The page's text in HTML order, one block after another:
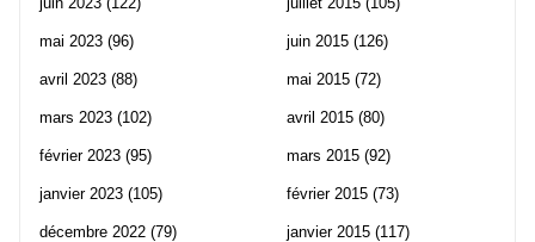
mai 2023 (96)
avril 2023 (88)
mars 2023 (102)
février 2023 (95)
janvier 2023 (105)
décembre 2022 (79)
juin 2015 (126)
mai 2015 (72)
avril 2015 (80)
mars 2015 (92)
février 2015 (73)
janvier 2015 (117)